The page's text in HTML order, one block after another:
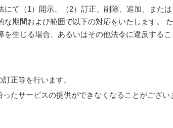
て（1）開示、（2）訂正、削除、追加、また
期間および範囲で以下の対応をいたします。
生じる場合、あるいはその他法令に違反する
正等を行います。
たサービスの提供ができなくなることがござ